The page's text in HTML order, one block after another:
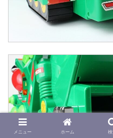
メニュー ホーム